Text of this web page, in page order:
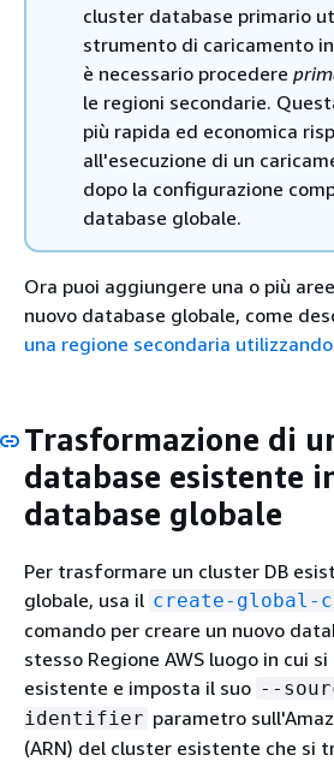
cluster database primario
strumento di caricamento
è necessario procedere
le regioni secondarie.
più rapida ed economica
all'esecuzione di un
dopo la configurazione
database globale.
Ora puoi aggiungere una o più
nuovo database globale, come
una regione secondaria utilizzando
Trasformazione di
database esistente
database globale
Per trasformare un cluster DB
globale, usa il create-global-
comando per creare un nuovo
stesso Regione AWS luogo in cui
esistente e imposta il suo --
identifier parametro
(ARN) del cluster esistente che si